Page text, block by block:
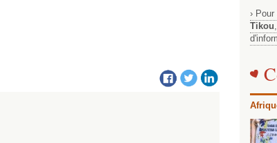
›
Tikou